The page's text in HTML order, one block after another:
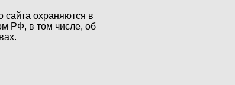
сайта охраняются в
РФ, в том числе, об